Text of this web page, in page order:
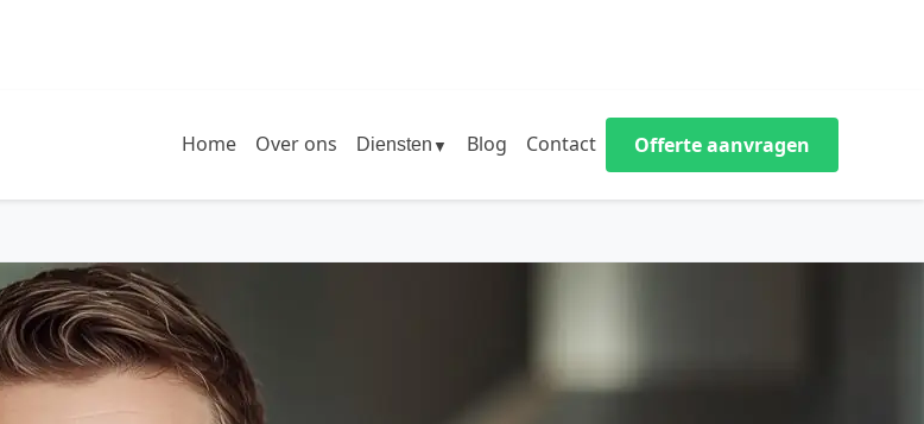
Home Over ons Diensten ▼ Blog Contact Offerte aanvragen